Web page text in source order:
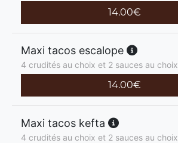
14.00€
Maxi tacos escalope
4 crudités au choix et 2 sauces au choix
14.00€
Maxi tacos kefta
4 crudités au choix et 2 sauces au choix